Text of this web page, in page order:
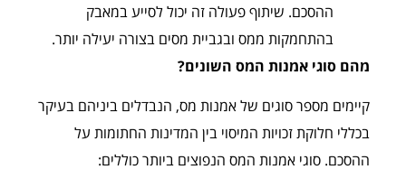
ההסכם. שיתוף פעולה זה יכול לסייע במאבק
בהתחמקות ממס ובגביית מסים בצורה יעילה יותר.
מהם סוגי אמנות המס השונים?
קיימים מספר סוגים של אמנות מס, הנבדלים ביניהם בעיקר
בכללי חלוקת זכויות המיסוי בין המדינות החתומות על
ההסכם. סוגי אמנות המס הנפוצים ביותר כוללים: